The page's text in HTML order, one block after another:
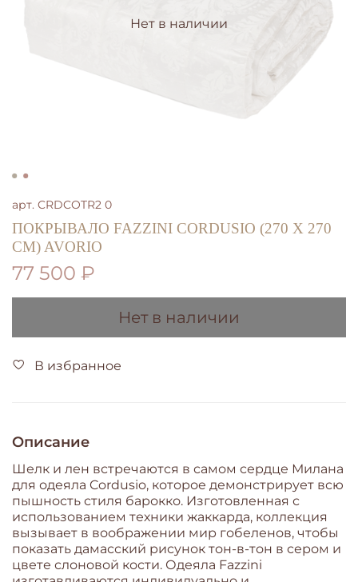
Нет в наличии
арт. CRDCOTR2 0
ПОКРЫВАЛО FAZZINI CORDUSIO (270 Х 270
СМ) AVORIO
77 500 ₽
Нет в наличии
В избранное
Описание
Шелк и лен встречаются в самом сердце Милана
для одеяла Cordusio, которое демонстрирует всю
пышность стиля барокко. Изготовленная с
использованием техники жаккарда, коллекция
вызывает в воображении мир гобеленов, чтобы
показать дамасский рисунок тон-в-тон в сером и
цвете слоновой кости. Одеяла Fazzini